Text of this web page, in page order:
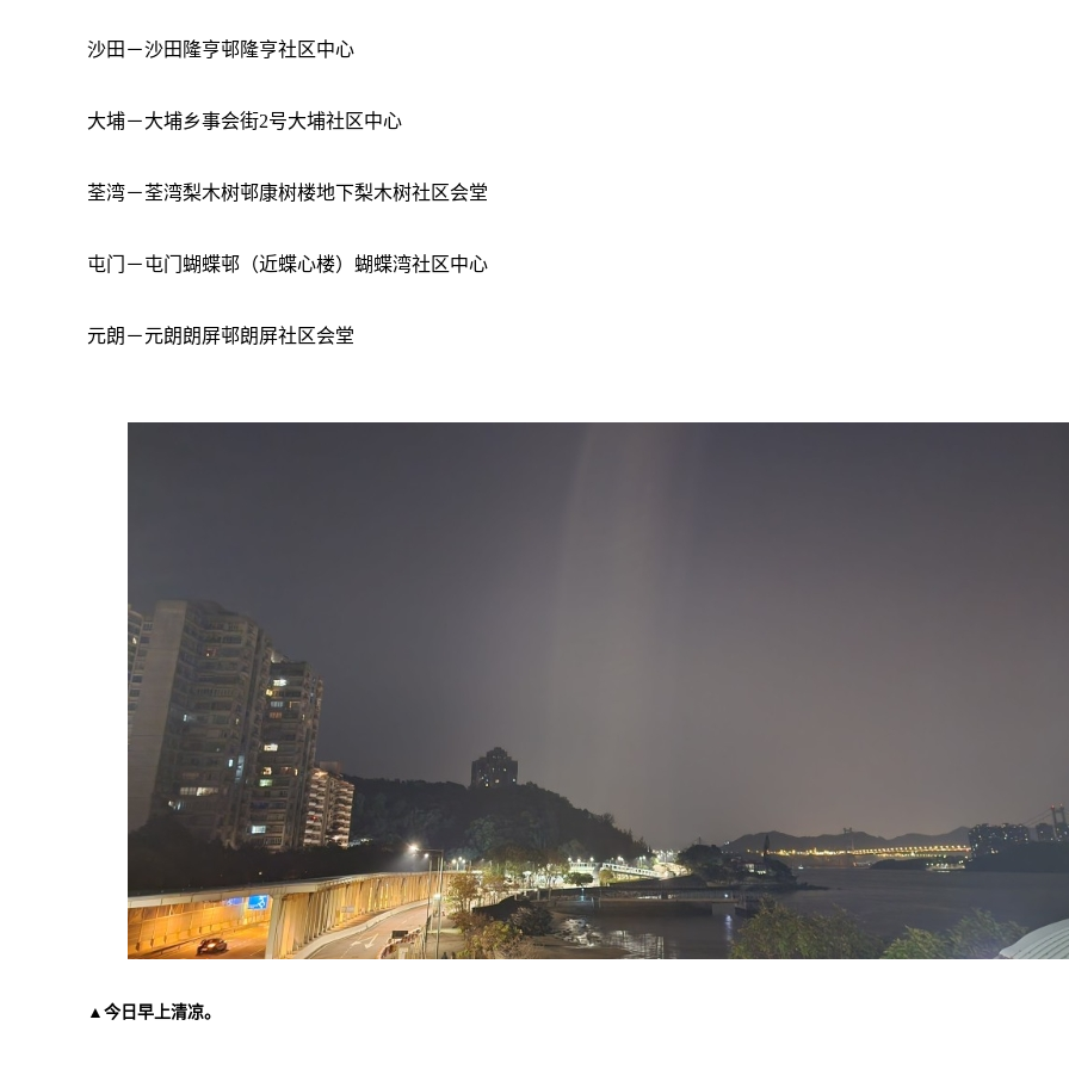
沙田－沙田隆亨邨隆亨社区中心
大埔－大埔乡事会街2号大埔社区中心
荃湾－荃湾梨木树邨康树楼地下梨木树社区会堂
屯门－屯门蝴蝶邨（近蝶心楼）蝴蝶湾社区中心
元朗－元朗朗屏邨朗屏社区会堂
▲今日早上清凉。